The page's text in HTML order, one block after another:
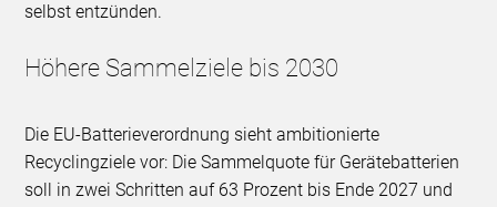
selbst entzünden.
Höhere Sammelziele bis 2030
Die EU-Batterieverordnung sieht ambitionierte
Recyclingziele vor: Die Sammelquote für Gerätebatterien
soll in zwei Schritten auf 63 Prozent bis Ende 2027 und